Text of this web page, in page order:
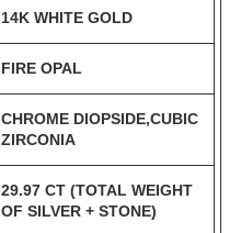
14K WHITE GOLD
FIRE OPAL
CHROME DIOPSIDE,CUBIC
ZIRCONIA
29.97 CT (TOTAL WEIGHT
OF SILVER + STONE)